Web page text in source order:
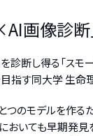
画像診
診断し得る「ス
目指す同大学 生
つのモデルを作
おいても早期発